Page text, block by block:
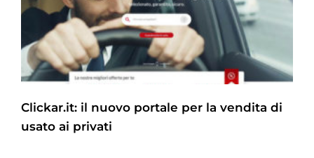
Clickar.it: il nuovo portale per la vendita di
usato ai privati